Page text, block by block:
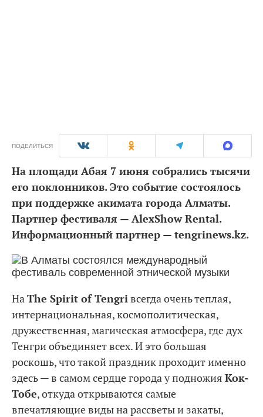
ПОДЕЛИТЬСЯ
На площади Абая 7 июня собрались тысячи
его поклонников. Это событие состоялось
при поддержке акимата города Алматы.
Партнер фестиваля — AlexShow Rental.
Информационный партнер — tengrinews.kz.
НаThe Spirit of Tengriвсегда очень теплая,
интернациональная, космополитическая,
дружественная, магическая атмосфера, где дух
Тенгри объединяет всех. И это большая
роскошь, что такой праздник проходит именно
здесь — в самом сердце города у подножия Кок-
Тобе, откуда открываются самые
впечатляющие виды на рассветы и закаты,